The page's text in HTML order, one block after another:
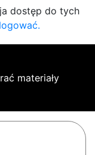
dostęp do tych
materiały